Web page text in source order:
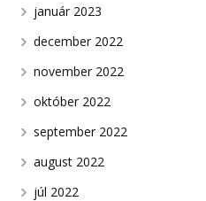
január 2023
december 2022
november 2022
október 2022
september 2022
august 2022
júl 2022